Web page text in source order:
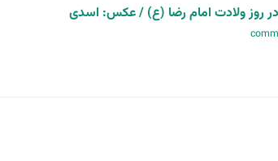
روز ولادت امام رضا (ع) / عکس: اسدی